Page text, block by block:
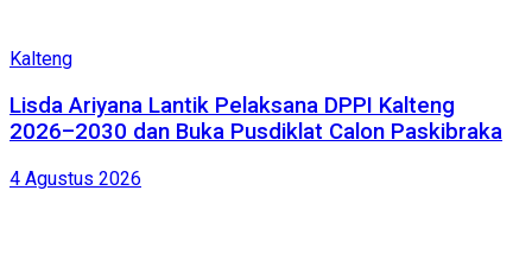
Kalteng
Lisda Ariyana Lantik Pelaksana DPPI Kalteng
2026–2030 dan Buka Pusdiklat Calon Paskibraka
4 Agustus 2026